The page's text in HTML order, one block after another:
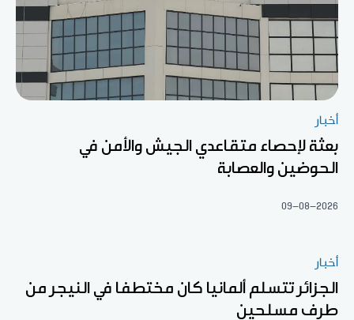
أخبار
بعثة لإحصاء متقاعدي الجيش والأمن في
الحوضين والعصابة
09-08-2026
أخبار
الجزائر تتسلم ألمانيا كان مختطفا في النيجر من
طرف مسلحين